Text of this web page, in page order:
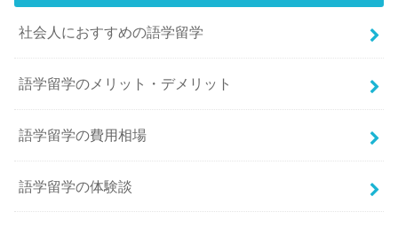
社会人におすすめの語学留学
語学留学のメリット・デメリット
語学留学の費用相場
語学留学の体験談